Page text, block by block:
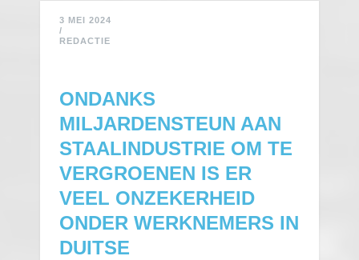
3 MEI 2024
/
REDACTIE
ONDANKS
MILJARDENSTEUN AAN
STAALINDUSTRIE OM TE
VERGROENEN IS ER
VEEL ONZEKERHEID
ONDER WERKNEMERS IN
DUITSE